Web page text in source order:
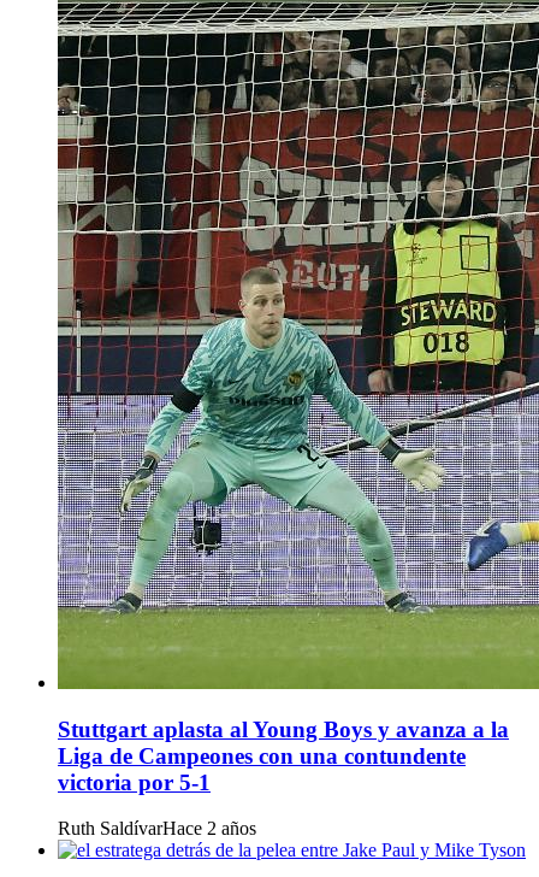
Stuttgart aplasta al Young Boys y avanza a la
Liga de Campeones con una contundente
victoria por 5-1
Ruth SaldívarHace 2 años